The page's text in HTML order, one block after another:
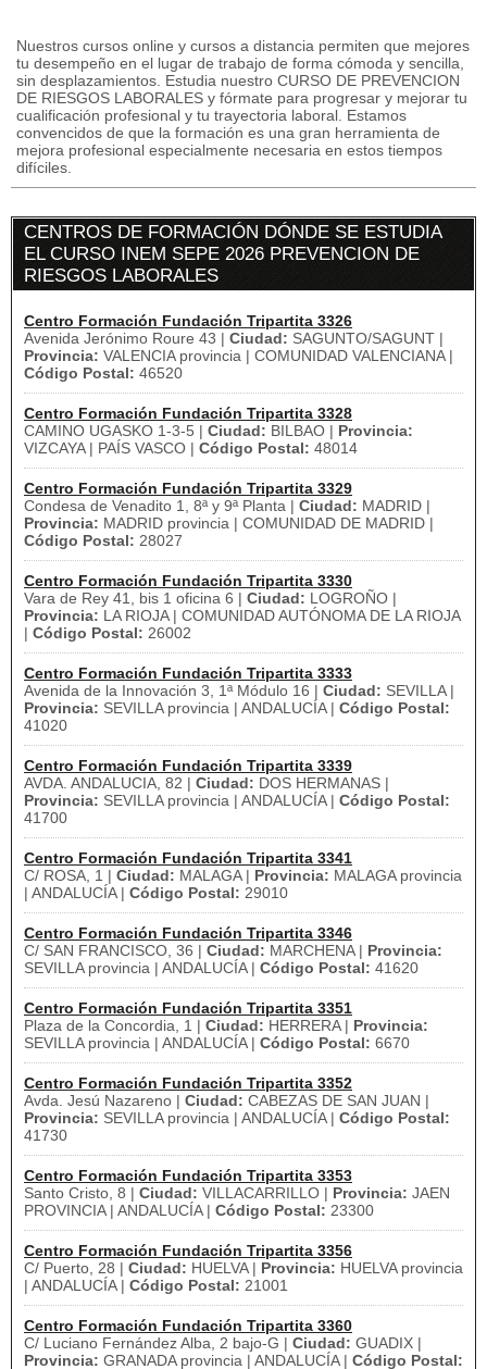
Nuestros cursos online y cursos a distancia permiten que mejores
tu desempeño en el lugar de trabajo de forma cómoda y sencilla,
sin desplazamientos. Estudia nuestro CURSO DE PREVENCION
DE RIESGOS LABORALES y fórmate para progresar y mejorar tu
cualificación profesional y tu trayectoria laboral. Estamos
convencidos de que la formación es una gran herramienta de
mejora profesional especialmente necesaria en estos tiempos
difíciles.
CENTROS DE FORMACIÓN DÓNDE SE ESTUDIA
EL CURSO INEM SEPE 2026 PREVENCION DE
RIESGOS LABORALES
Centro Formación Fundación Tripartita 3326
Avenida Jerónimo Roure 43 | Ciudad: SAGUNTO/SAGUNT |
Provincia: VALENCIA provincia | COMUNIDAD VALENCIANA |
Código Postal: 46520
Centro Formación Fundación Tripartita 3328
CAMINO UGASKO 1-3-5 | Ciudad: BILBAO | Provincia:
VIZCAYA | PAÍS VASCO | Código Postal: 48014
Centro Formación Fundación Tripartita 3329
Condesa de Venadito 1, 8ª y 9ª Planta | Ciudad: MADRID |
Provincia: MADRID provincia | COMUNIDAD DE MADRID |
Código Postal: 28027
Centro Formación Fundación Tripartita 3330
Vara de Rey 41, bis 1 oficina 6 | Ciudad: LOGROÑO |
Provincia: LA RIOJA | COMUNIDAD AUTÓNOMA DE LA RIOJA
| Código Postal: 26002
Centro Formación Fundación Tripartita 3333
Avenida de la Innovación 3, 1ª Módulo 16 | Ciudad: SEVILLA |
Provincia: SEVILLA provincia | ANDALUCÍA | Código Postal:
41020
Centro Formación Fundación Tripartita 3339
AVDA. ANDALUCIA, 82 | Ciudad: DOS HERMANAS |
Provincia: SEVILLA provincia | ANDALUCÍA | Código Postal:
41700
Centro Formación Fundación Tripartita 3341
C/ ROSA, 1 | Ciudad: MALAGA | Provincia: MALAGA provincia
| ANDALUCÍA | Código Postal: 29010
Centro Formación Fundación Tripartita 3346
C/ SAN FRANCISCO, 36 | Ciudad: MARCHENA | Provincia:
SEVILLA provincia | ANDALUCÍA | Código Postal: 41620
Centro Formación Fundación Tripartita 3351
Plaza de la Concordia, 1 | Ciudad: HERRERA | Provincia:
SEVILLA provincia | ANDALUCÍA | Código Postal: 6670
Centro Formación Fundación Tripartita 3352
Avda. Jesú Nazareno | Ciudad: CABEZAS DE SAN JUAN |
Provincia: SEVILLA provincia | ANDALUCÍA | Código Postal:
41730
Centro Formación Fundación Tripartita 3353
Santo Cristo, 8 | Ciudad: VILLACARRILLO | Provincia: JAEN
PROVINCIA | ANDALUCÍA | Código Postal: 23300
Centro Formación Fundación Tripartita 3356
C/ Puerto, 28 | Ciudad: HUELVA | Provincia: HUELVA provincia
| ANDALUCÍA | Código Postal: 21001
Centro Formación Fundación Tripartita 3360
C/ Luciano Fernández Alba, 2 bajo-G | Ciudad: GUADIX |
Provincia: GRANADA provincia | ANDALUCÍA | Código Postal: